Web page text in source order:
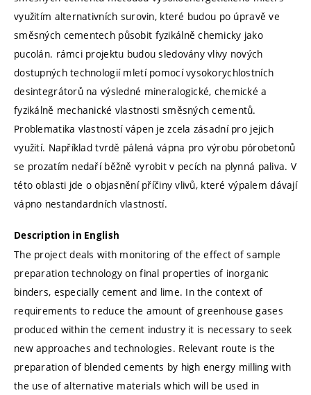
využitím alternativních surovin, které budou po úpravě ve
směsných cementech působit fyzikálně chemicky jako
pucolán. rámci projektu budou sledovány vlivy nových
dostupných technologií mletí pomocí vysokorychlostních
desintegrátorů na výsledné mineralogické, chemické a
fyzikálně mechanické vlastnosti směsných cementů.
Problematika vlastností vápen je zcela zásadní pro jejich
využití. Například tvrdě pálená vápna pro výrobu pórobetonů
se prozatím nedaří běžně vyrobit v pecích na plynná paliva. V
této oblasti jde o objasnění příčiny vlivů, které výpalem dávají
vápno nestandardních vlastností.
Description in English
The project deals with monitoring of the effect of sample
preparation technology on final properties of inorganic
binders, especially cement and lime. In the context of
requirements to reduce the amount of greenhouse gases
produced within the cement industry it is necessary to seek
new approaches and technologies. Relevant route is the
preparation of blended cements by high energy milling with
the use of alternative materials which will be used in